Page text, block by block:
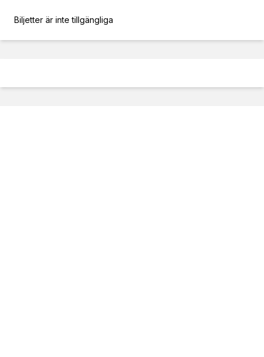
Biljetter är inte tillgängliga